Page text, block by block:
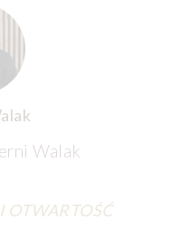
Walak
OTWARTOŚĆ